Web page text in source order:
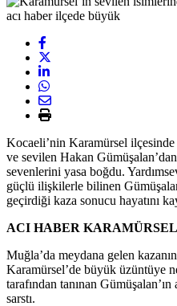
Kocaeli’nin Karamürsel ilçesinde
ve sevilen Hakan
sevenlerini yasa boğdu.
güçlü ilişkilerle bilinen
geçirdiği kaza sonucu hayatını
ACI HABER
Muğla’da meydana gelen
Karamürsel’de büyük üzüntüye
tarafından tanınan
sarstı.